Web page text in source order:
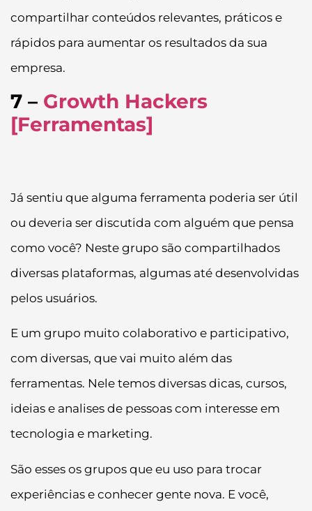
compartilhar conteúdos relevantes, práticos e
rápidos para aumentar os resultados da sua
empresa.
7 – Growth Hackers
[Ferramentas]
Já sentiu que alguma ferramenta poderia ser útil
ou deveria ser discutida com alguém que pensa
como você? Neste grupo são compartilhados
diversas plataformas, algumas até desenvolvidas
pelos usuários.
E um grupo muito colaborativo e participativo,
com diversas, que vai muito além das
ferramentas. Nele temos diversas dicas, cursos,
ideias e analises de pessoas com interesse em
tecnologia e marketing.
São esses os grupos que eu uso para trocar
experiências e conhecer gente nova. E você,